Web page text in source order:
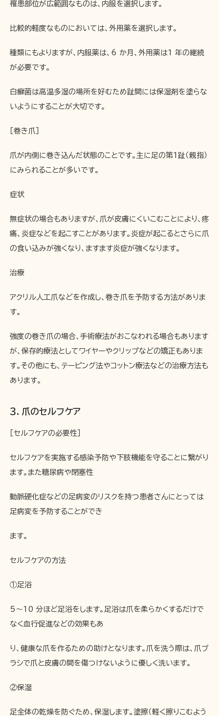
罹患部位が広範囲なものは、内服を選択します。
比較的軽度なものにおいては、外用薬を選択します。
種類にもよりますが、内服薬は、6 か月、外用薬は1 年の継続
が必要です。
白癬菌は高温多湿の場所を好むため趾間には保湿剤を塗らな
いようにすることが大切です。
［巻き爪］
爪が内側に巻き込んだ状態のことです。主に足の第1趾（親指）
にみられることが多いです。
症状
無症状の場合もありますが、爪が皮膚にくいこむことにより、疼
痛、炎症などを起こすことがあります。炎症が起こるとさらに爪
の食い込みが強くなり、ますます炎症が強くなります。
治療
アクリル人工爪などを作成し、巻き爪を予防する方法がありま
す。
強度の巻き爪の場合、手術療法がおこなわれる場合もあります
が、保存的療法としてワイヤーやクリップなどの矯正もありま
す。その他にも、テーピング法やコットン療法などの治療方法も
あります。
３．爪のセルフケア
［セルフケアの必要性］
セルフケアを実施する感染予防や下肢機能を守ることに繋がり
ます。また糖尿病や閉塞性
動脈硬化症などの足病変のリスクを持つ患者さんにとっては
足病変を予防することができ
ます。
セルフケアの方法
①足浴
5～10 分ほど足浴をします。足浴は爪を柔らかくするだけで
なく血行促進などの効果もあ
り、健康な爪を作るための助けとなります。爪を洗う際は、爪ブ
ラシで爪と皮膚の間を傷つけないように優しく洗います。
②保湿
足全体の乾燥を防ぐため、保湿します。塗擦（軽く擦りこむよう